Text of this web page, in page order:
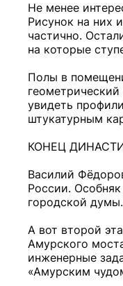
Не менее
Рисунок на них
частично.
на которые
Полы в
увидеть
штукатурным
КОНЕЦ
Василий
России.
городской
А вот второй
Амурского
инженерные
«Амурским